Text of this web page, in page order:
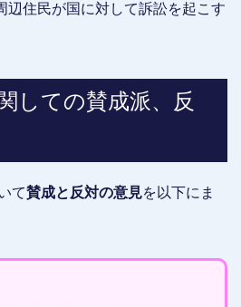
辺住民が国に対して訴訟を起こす
しての賛成派、反
て賛成と反対の意見を以下にま